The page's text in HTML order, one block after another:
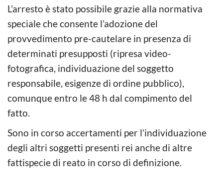
L’arresto è stato possibile grazie alla normativa
speciale che consente l’adozione del
provvedimento pre-cautelare in presenza di
determinati presupposti (ripresa video-
fotografica, individuazione del soggetto
responsabile, esigenze di ordine pubblico),
comunque entro le 48 h dal compimento del
fatto.
Sono in corso accertamenti per l’individuazione
degli altri soggetti presenti rei anche di altre
fattispecie di reato in corso di definizione.